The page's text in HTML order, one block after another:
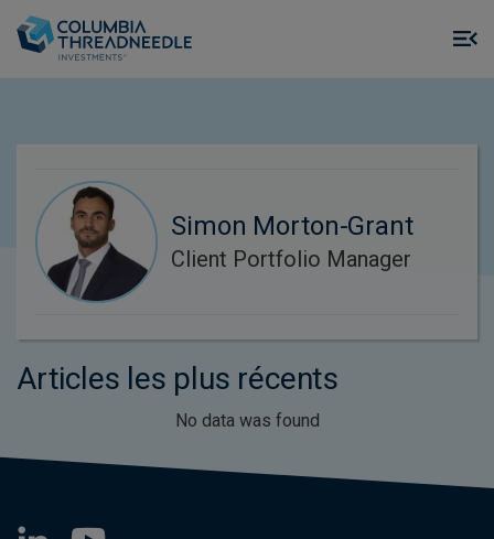
Simon Morton-Grant
Client Portfolio Manager
Articles les plus récents
No data was found